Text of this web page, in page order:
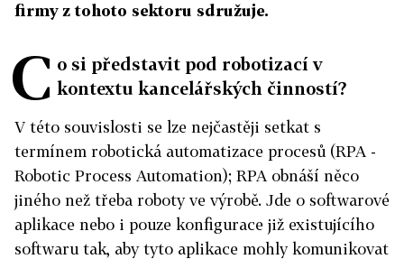
firmy z tohoto sektoru sdružuje.
C o si představit pod robotizací v
kontextu kancelářských činností?
V této souvislosti se lze nejčastěji setkat s
termínem robotická automatizace procesů (RPA -
Robotic Process Automation); RPA obnáší něco
jiného než třeba roboty ve výrobě. Jde o softwarové
aplikace nebo i pouze konfigurace již existujícího
softwaru tak, aby tyto aplikace mohly komunikovat